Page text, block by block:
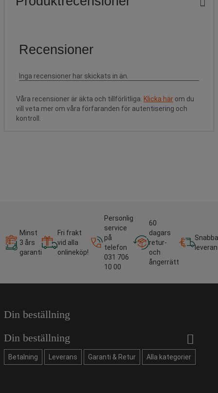
Våra recensioner är äkta och tillförlitliga. Klicka här om du
vill veta mer om våra förfaranden för autentisering och
kontroll.
Minst
3 års
garanti
Fri frakt
vid alla
onlineköp!
Personlig
service
på
telefon
031 706
10 00
60
dagars
retur-
och
ångerrätt
Snabba
Din beställning
Din beställning
Betalning Leverans Garanti & Retur Alla kategorier